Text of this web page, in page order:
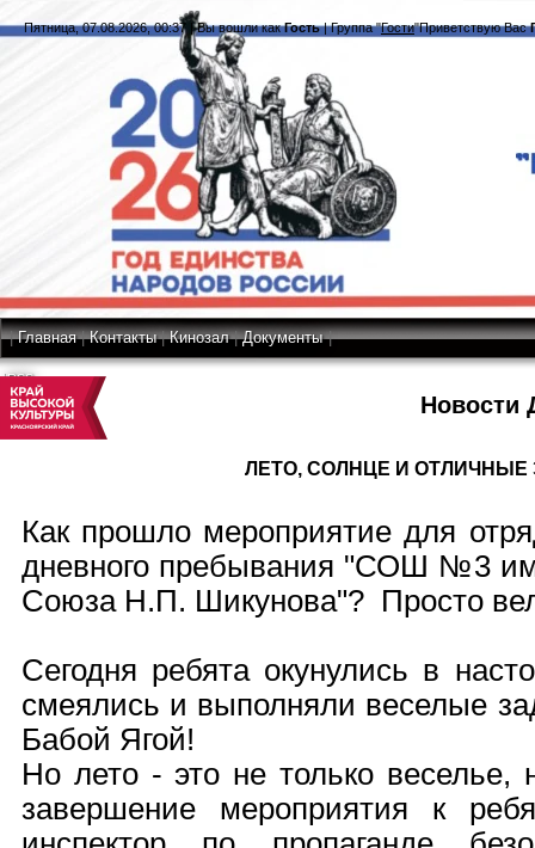
Пятница, 07.08.2026, 00:37 |Вы вошли как Гость|Группа"Гости"Приветствую Вас
|Главная|Контакты|Кинозал|Документы
|RSS
Новости
ЛЕТО, СОЛНЦЕ И
Как прошло мероприятие для
дневного пребывания "СОШ №3
Союза Н.П. Шикунова"? Просто
Сегодня ребята окунулись в
смеялись и выполняли веселые
Бабой Ягой!
Но лето - это не только
завершение мероприятия к